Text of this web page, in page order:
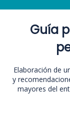
Guía
Elaboración de
y
mayores del